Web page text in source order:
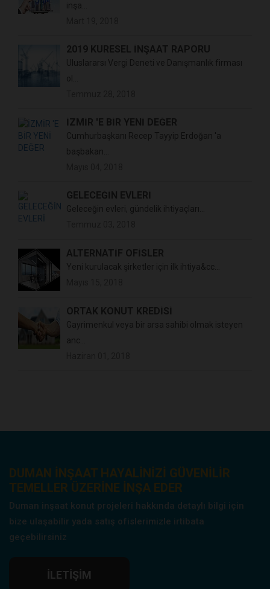
inşa...
2019 KÜRESEL İNŞAAT RAPORU
Uluslararsı Vergi Deneti ve Danışmanlık firması
ol...
İZMİR 'E BİR YENİ DEĞER
Cumhurbaşkanı Recep Tayyip Erdoğan 'a
başbakan...
GELECEĞİN EVLERİ
Geleceğin evleri, gündelik ihtiyaçları...
ALTERNATİF OFİSLER
Yeni kurulacak şirketler için ilk ihtiya&cc...
ORTAK KONUT KREDİSİ
Gayrimenkul veya bir arsa sahibi olmak isteyen
anc...
DUMAN INŞAAT HAYALINIZI GÜVENILIR
TEMELLER ÜZERINE INŞA EDER
Duman inşaat konut projeleri hakkında detaylı bilgi için
bize ulaşabilir yada satış ofislerimizle irtibata
geçebilirsiniz
İLETIŞIM